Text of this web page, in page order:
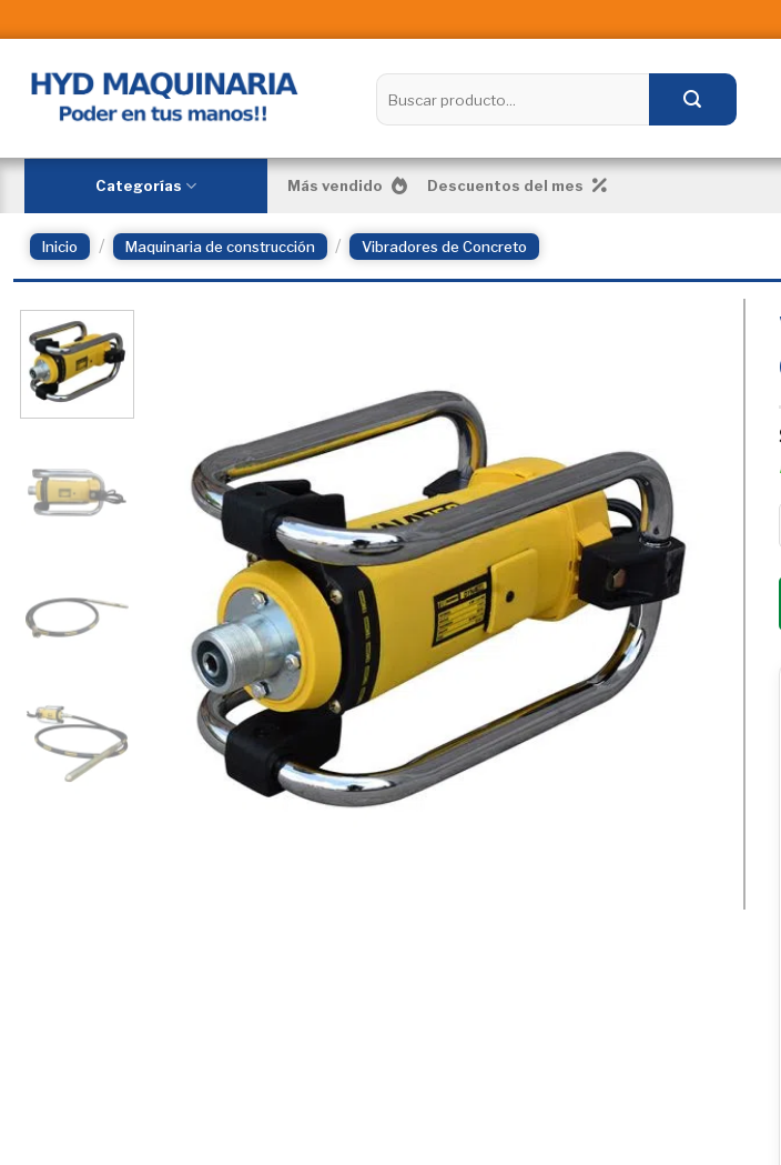
to
content
Buscar
por:
Categorías Más vendido Descuentos del mes
Inicio / Maquinaria de construcción / Vibradores de Concreto
deseos